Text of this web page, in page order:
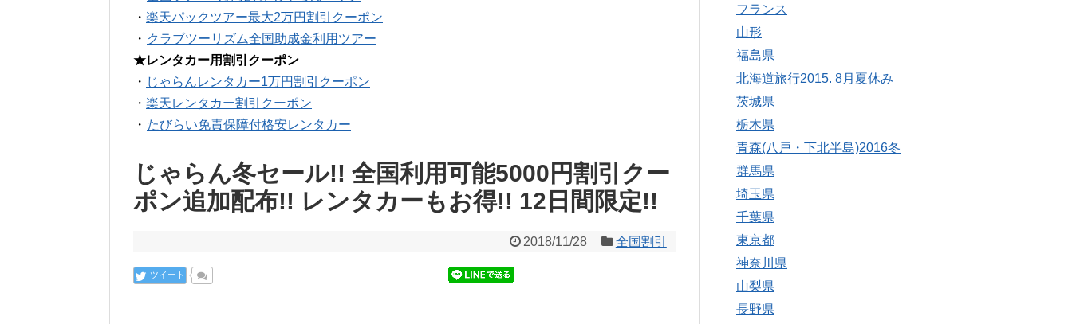
・ 楽天パックツアー最大2万円割引クーポン
・ クラブツーリズム全国助成金利用ツアー
★レンタカー用割引クーポン
・ じゃらんレンタカー1万円割引クーポン
・ 楽天レンタカー割引クーポン
・ たびらい免責保障付格安レンタカー
じゃらん冬セール!! 全国利用可能5000円割引クー
ポン追加配布!! レンタカーもお得!! 12日間限定!!
2018/11/28 全国割引
ツイート
フランス
山形
福島県
北海道旅行2015. 8月夏休み
茨城県
栃木県
青森(八戸・下北半島)2016冬
群馬県
埼玉県
千葉県
東京都
神奈川県
山梨県
長野県